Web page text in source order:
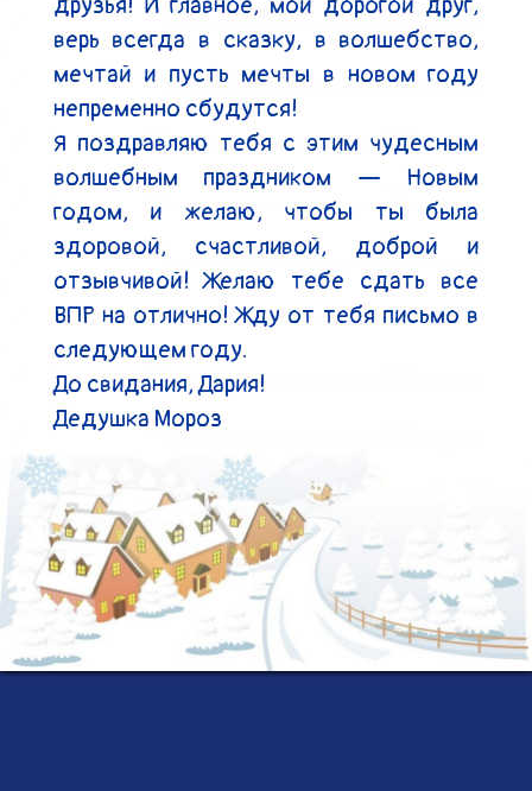
верь всегда в сказку, в волшебство,
мечтай и пусть мечты в новом году
непременно сбудутся!
Я поздравляю тебя с этим чудесным
волшебным праздником — Новым
годом, и желаю, чтобы ты была
здоровой, счастливой, доброй и
отзывчивой! Желаю тебе сдать все
ВПР на отлично! Жду от тебя письмо в
следующем году.
До свидания, Дария!
Дедушка Мороз